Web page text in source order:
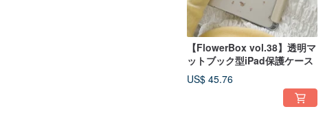
【FlowerBox vol.38】透明マ
ットブック型iPad保護ケース
US$ 45.76